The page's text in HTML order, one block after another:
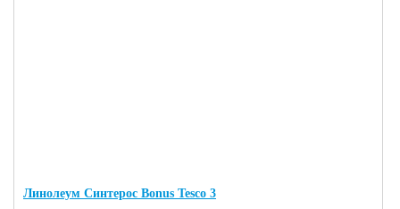
Линолеум Синтерос Bonus Tesco 3